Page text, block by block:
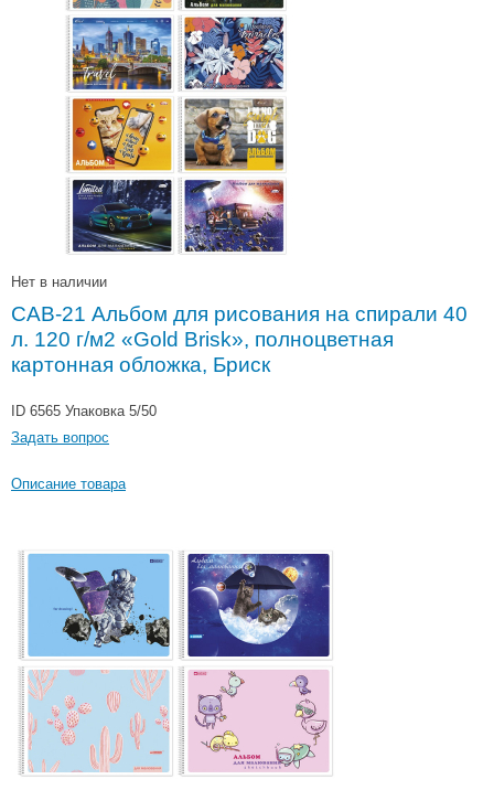
Нет в наличии
САВ-21 Альбом для рисования на спирали 40
л. 120 г/м2 «Gold Brisk», полноцветная
картонная обложка, Бриск
ID 6565 Упаковка 5/50
Задать вопрос
Описание товара